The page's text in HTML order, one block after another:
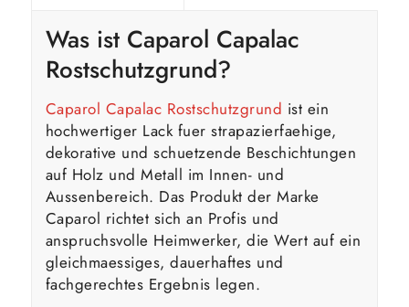
Was ist Caparol Capalac
Rostschutzgrund?
Caparol Capalac Rostschutzgrund ist ein
hochwertiger Lack fuer strapazierfaehige,
dekorative und schuetzende Beschichtungen
auf Holz und Metall im Innen- und
Aussenbereich. Das Produkt der Marke
Caparol richtet sich an Profis und
anspruchsvolle Heimwerker, die Wert auf ein
gleichmaessiges, dauerhaftes und
fachgerechtes Ergebnis legen.